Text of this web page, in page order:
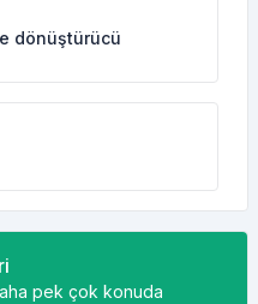
dönüştürücü
pek çok konuda